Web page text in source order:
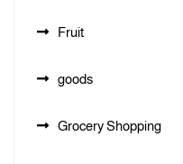
Fruit
goods
Grocery Shopping